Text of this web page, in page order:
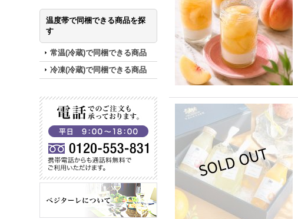
温度帯で同梱できる商品を探
す
常温(冷蔵)で同梱できる商品
冷凍(冷蔵)で同梱できる商品